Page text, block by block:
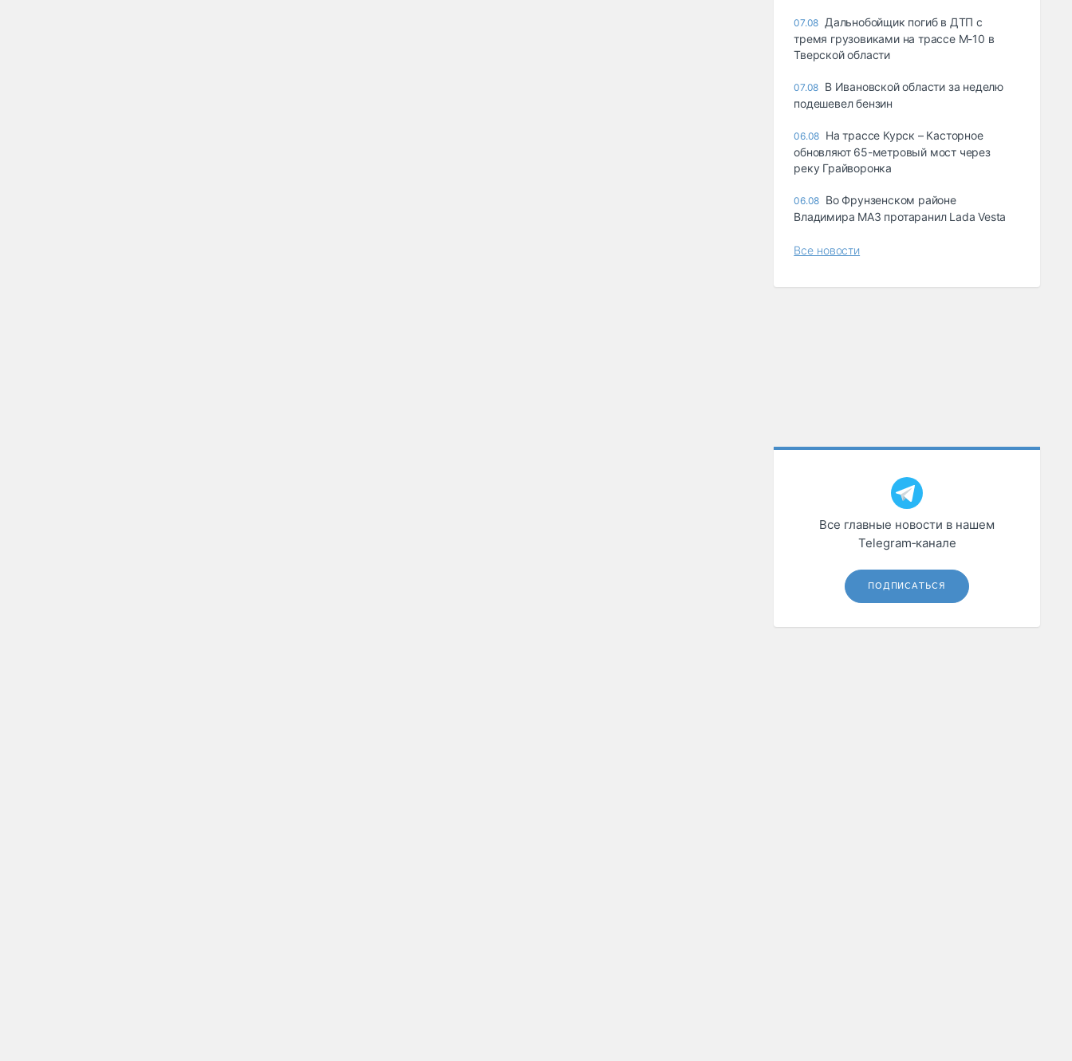
07.08 Дальнобойщик погиб в ДТП с
тремя грузовиками на трассе М-10 в
Тверской области
07.08 В Ивановской области за неделю
подешевел бензин
06.08 На трассе Курск – Касторное
обновляют 65-метровый мост через
реку Грайворонка
06.08 Во Фрунзенском районе
Владимира МАЗ протаранил Lada Vesta
Все новости
Все главные новости в нашем
Telegram‑канале
ПОДПИСАТЬСЯ